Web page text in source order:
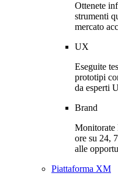
Ottenete
strumenti
mercato
UX
Eseguite
prototipi
da esperti
Brand
Monitorate
ore su 24,
alle
Piattaforma XM